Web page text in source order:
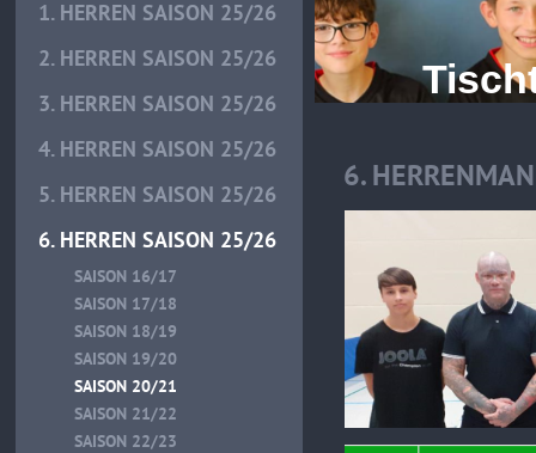
1. HERREN SAISON 25/26
2. HERREN SAISON 25/26
3. HERREN SAISON 25/26
4. HERREN SAISON 25/26
5. HERREN SAISON 25/26
6. HERREN SAISON 25/26
SAISON 16/17
SAISON 17/18
SAISON 18/19
SAISON 19/20
SAISON 20/21
SAISON 21/22
SAISON 22/23
6.